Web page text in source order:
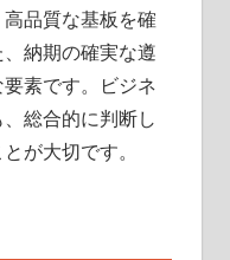
品質な基板を確
納期の確実な遵
素です。ビジネ
総合的に判断し
が大切です。